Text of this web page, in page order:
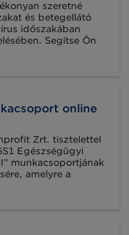
szeretné
és betegellátó
időszakában
Segítse Ön
képvisel,
online
Zrt. tisztelettel
Egészségügyi
munkacsoportjának
amelyre a
kerül sor 2020.